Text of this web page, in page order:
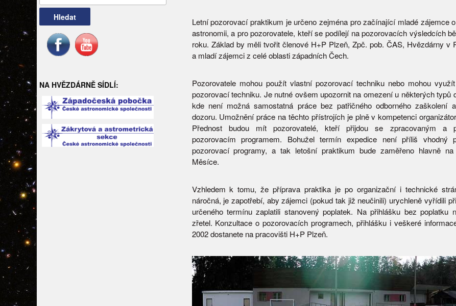
NA HVĚZDÁRNĚ SÍDLÍ:
Letní pozorovací praktikum je určeno zejména pro začínající mladé zájemce
astronomii, a pro pozorovatele, kteří se podílejí na pozorovacích výsledcích
roku. Základ by měli tvořit členové H+P Plzeň, Zpč. pob. ČAS, Hvězdárny v
a mladí zájemci z celé oblasti západních Čech.
Pozorovatele mohou použít vlastní pozorovací techniku nebo mohou
pozorovací techniku. Je nutné ovšem upozornit na omezení u některých typů
kde není možná samostatná práce bez patřičného odborného zaškolení
dozoru. Umožnění práce na těchto přístrojích je plně v kompetenci
Přednost budou mít pozorovatelé, kteří přijdou se zpracovaným a
pozorovacím programem. Bohužel termín expedice není příliš vhodný
pozorovací programy, a tak letošní praktikum bude zaměřeno hlavně na
Měsíce.
Vzhledem k tomu, že příprava praktika je po organizační i technické
náročná, je zapotřebí, aby zájemci (pokud tak již neučinili) urychleně vyřídili
určeného termínu zaplatili stanovený poplatek. Na přihlášku bez poplatku
zřetel. Konzultace o pozorovacích programech, přihlášku i veškeré
2002 dostanete na pracovišti H+P Plzeň.